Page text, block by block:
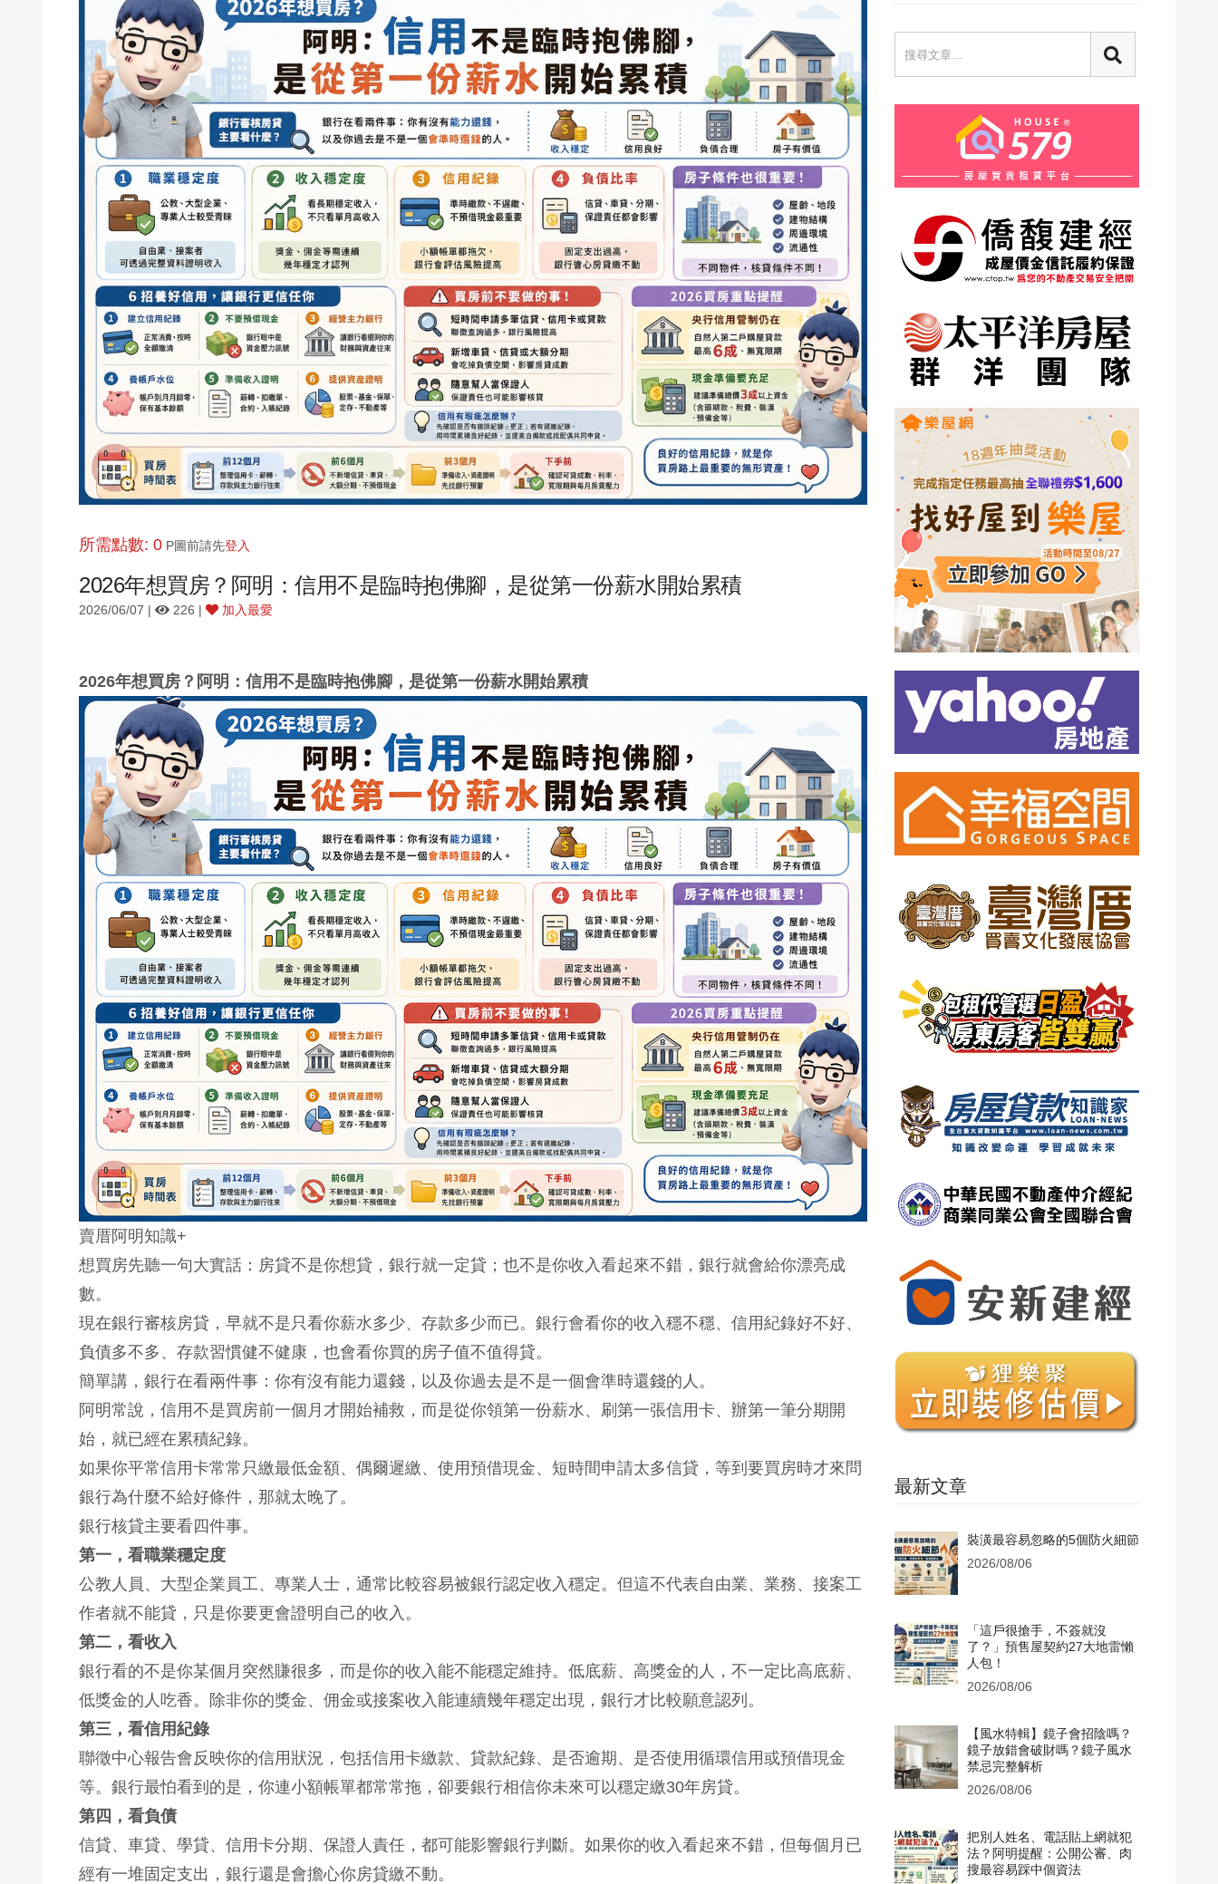
最新文章
裝潢最容易忽略的5個防火細節
2026/08/06
「這戶很搶手，不簽就沒
了？」預售屋契約27大地雷懶
人包！
2026/08/06
【風水特輯】鏡子會招陰嗎？
鏡子放錯會破財嗎？鏡子風水
禁忌完整解析
2026/08/06
把別人姓名、電話貼上網就犯
法？阿明提醒：公開公審、肉
搜最容易踩中個資法
所需點數: 0 P圖前請先登入
2026年想買房？阿明：信用不是臨時抱佛腳，是從第一份薪水開始累積
2026/06/07 | 226 | 加入最愛
2026年想買房？阿明：信用不是臨時抱佛腳，是從第一份薪水開始累積
賣厝阿明知識+
想買房先聽一句大實話：房貸不是你想貸，銀行就一定貸；也不是你收入看起來不錯，銀行就會給你漂亮成
數。
現在銀行審核房貸，早就不是只看你薪水多少、存款多少而已。銀行會看你的收入穩不穩、信用紀錄好不好、
負債多不多、存款習慣健不健康，也會看你買的房子值不值得貸。
簡單講，銀行在看兩件事：你有沒有能力還錢，以及你過去是不是一個會準時還錢的人。
阿明常說，信用不是買房前一個月才開始補救，而是從你領第一份薪水、刷第一張信用卡、辦第一筆分期開
始，就已經在累積紀錄。
如果你平常信用卡常常只繳最低金額、偶爾遲繳、使用預借現金、短時間申請太多信貸，等到要買房時才來問
銀行為什麼不給好條件，那就太晚了。
銀行核貸主要看四件事。
第一，看職業穩定度
公教人員、大型企業員工、專業人士，通常比較容易被銀行認定收入穩定。但這不代表自由業、業務、接案工
作者就不能貸，只是你要更會證明自己的收入。
第二，看收入
銀行看的不是你某個月突然賺很多，而是你的收入能不能穩定維持。低底薪、高獎金的人，不一定比高底薪、
低獎金的人吃香。除非你的獎金、佣金或接案收入能連續幾年穩定出現，銀行才比較願意認列。
第三，看信用紀錄
聯徵中心報告會反映你的信用狀況，包括信用卡繳款、貸款紀錄、是否逾期、是否使用循環信用或預借現金
等。銀行最怕看到的是，你連小額帳單都常常拖，卻要銀行相信你未來可以穩定繳30年房貸。
第四，看負債
信貸、車貸、學貸、信用卡分期、保證人責任，都可能影響銀行判斷。如果你的收入看起來不錯，但每個月已
經有一堆固定支出，銀行還是會擔心你房貸繳不動。